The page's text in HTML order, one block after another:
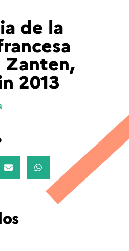
de la
Zanten,
2013